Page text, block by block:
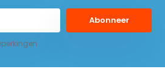
Abonneer